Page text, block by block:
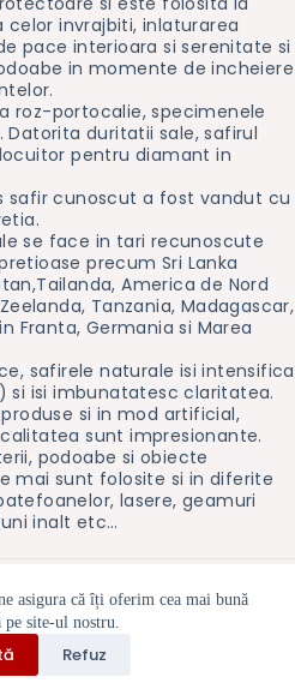
asigura că îți oferim cea mai bună
pe site-ul nostru.
Refuz
invrajbiti, inlaturarea
pace interioara si serenitate si
in momente de incheiere
roz-portocalie, specimenele
duritatii sale, safirul
pentru diamant in
safir cunoscut a fost vandut cu
se face in tari recunoscute
precum Sri Lanka
America de Nord
Tanzania, Madagascar,
Franta, Germania si Marea
safirele naturale isi intensifica
si isi imbunatatesc claritatea.
si in mod artificial,
sunt impresionante.
podoabe si obiecte
mai sunt folosite si in diferite
lasere, geamuri
inalt etc…
Despre noi